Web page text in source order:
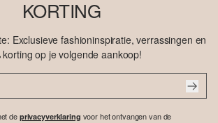
KORTING
Exclusieve fashioninspiratie, verrassingen en
korting op je volgende aankoop!
de privacyverklaring voor het ontvangen van de